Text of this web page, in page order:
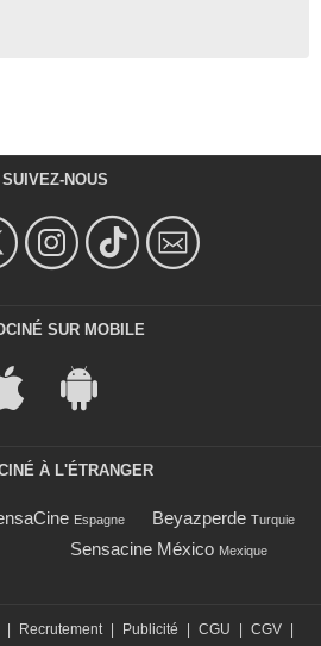
SUIVEZ-NOUS
SUR MOBILE
À L'ÉTRANGER
Espagne Beyazperde Turquie
Sensacine México Mexique
| Recrutement | Publicité | CGU | CGV |